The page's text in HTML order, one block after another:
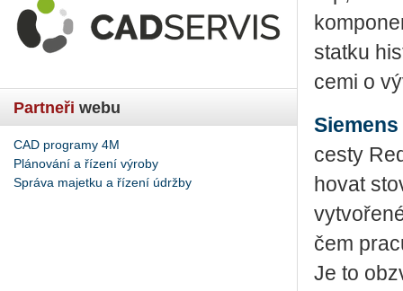
Partneři webu
CAD programy 4M
Plánování a řízení výroby
Správa majetku a řízení údržby
stat­ku
ce­mi o
cesty
ho­vat
čem
Je to